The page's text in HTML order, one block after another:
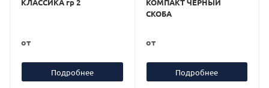
КЛАССИКА гр 2
от
Подробнее
КОМПАКТ ЧЕРНЫЙ
СКОБА
от
Подробнее